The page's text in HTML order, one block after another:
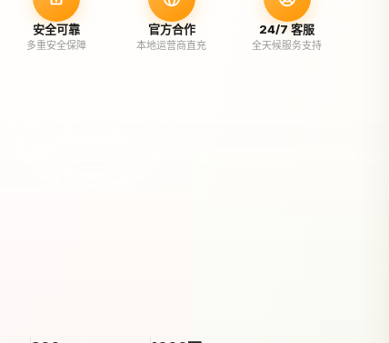
安全可靠
多重安全保障
官方合作
本地运营商直充
24/7 客服
全天候服务支持